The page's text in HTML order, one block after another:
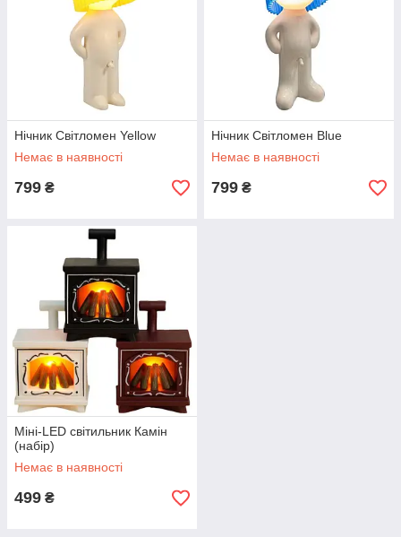
Нічник Світломен Yellow
Немає в наявності
799 ₴
Нічник Світломен Blue
Немає в наявності
799 ₴
Міні-LED світильник Камін
(набір)
Немає в наявності
499 ₴